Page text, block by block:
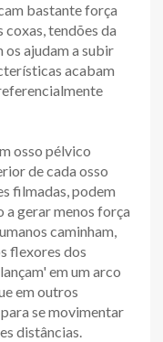
bastante força
coxas, tendões da
os ajudam a subir
acabam
osso pélvico
de cada osso
filmadas, podem
a gerar menos força
caminham,
flexores dos
em um arco
em outros
se movimentar
distâncias.